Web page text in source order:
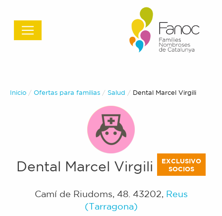
Inicio Ofertas para familias Salud Actual:
Dental Marcel Virgili
Dental Marcel Virgili
EXCLUSIVO
SOCIOS
Camí de Riudoms, 48. 43202 Reus
(Tarragona)